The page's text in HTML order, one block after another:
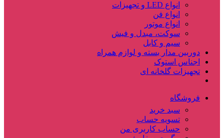
انواع LED و تجهیزات
انواع فن
انواع موتور
سوکت، مبدل و فیش
سیم و کابل
دوربین مدار بسته و لوازم همراه
اجناس استوک
تجهیزات گلخانه ای
فروشگاه
سبد خرید
تسویه حساب
حساب کاربری من